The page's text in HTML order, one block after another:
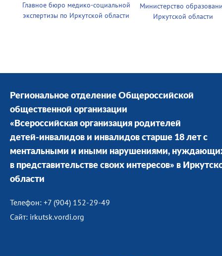
Главное бюро медико-социальной
экспертизы по Иркутской области
Министерство
Иркутской области
Региональное отделение Общероссийской
общественной организации
«Всероссийская организация родителей
детей-инвалидов и инвалидов старше 18 лет с
ментальными и иными нарушениями,
в представительстве своих интересов» в
области
Телефон: +7 (904) 152-29-49
Сайт: irkutsk.vordi.org